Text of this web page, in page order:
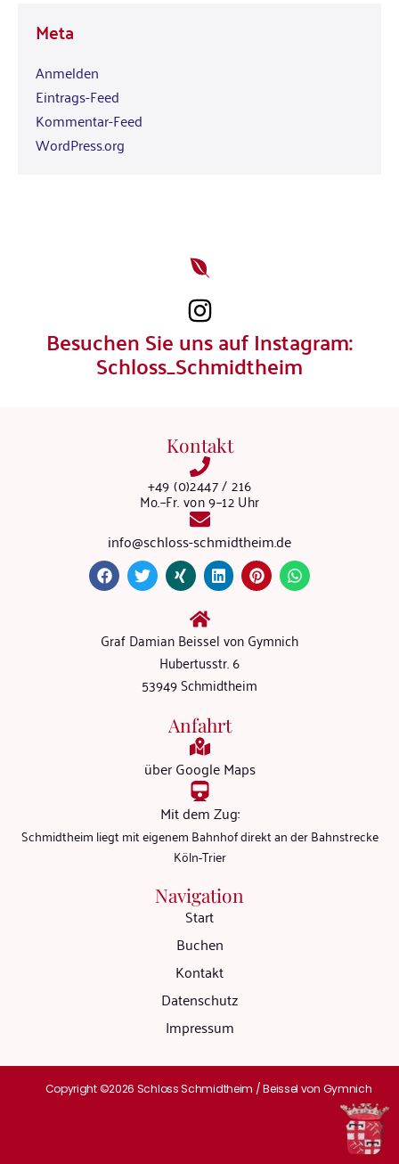
Meta
Anmelden
Eintrags-Feed
Kommentar-Feed
WordPress.org
Besuchen Sie uns auf Instagram:
Schloss_Schmidtheim
Kontakt
+49 (0)2447 / 216
Mo.–Fr. von 9–12 Uhr
info@schloss-schmidtheim.de
Graf Damian Beissel von Gymnich
Hubertusstr. 6
53949 Schmidtheim
Anfahrt
über Google Maps
Mit dem Zug:
Schmidtheim liegt mit eigenem Bahnhof direkt an der Bahnstrecke
Köln-Trier
Navigation
Start
Buchen
Kontakt
Datenschutz
Impressum
Copyright ©2026 Schloss Schmidtheim / Beissel von Gymnich